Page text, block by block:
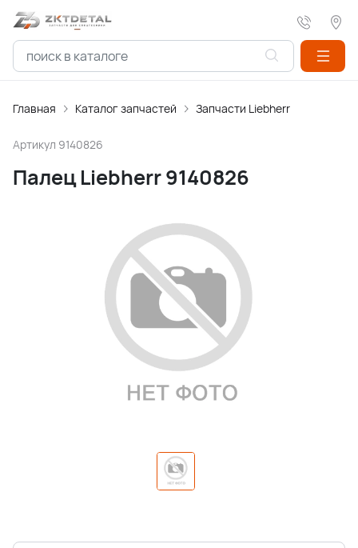
Главная Каталог запчастей Запчасти Liebherr
Артикул 9140826
Палец Liebherr 9140826